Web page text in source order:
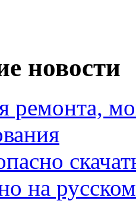
новости
ремонта,
на